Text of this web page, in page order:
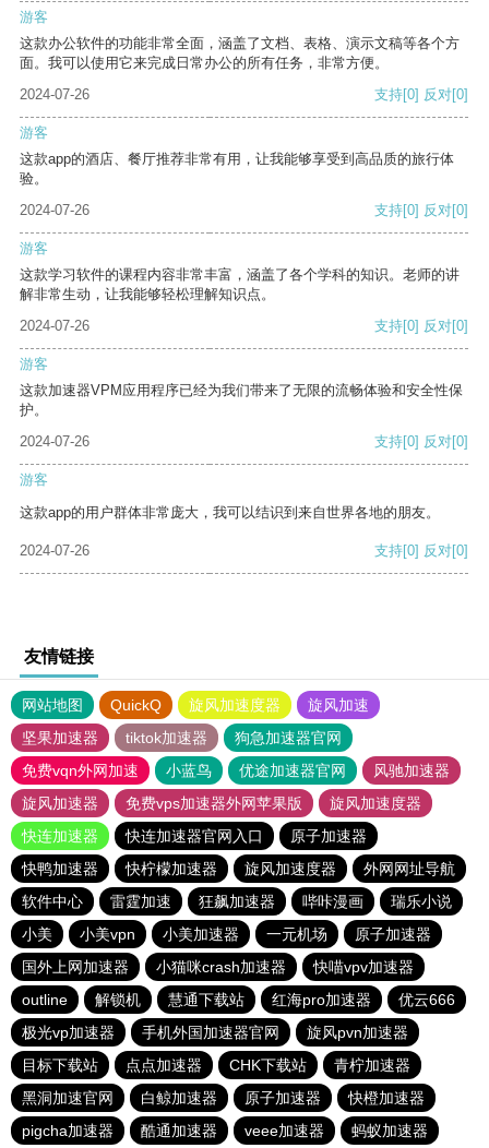
游客
这款办公软件的功能非常全面，涵盖了文档、表格、演示文稿等各个方
面。我可以使用它来完成日常办公的所有任务，非常方便。
2024-07-26
支持[0] 反对[0]
游客
这款app的酒店、餐厅推荐非常有用，让我能够享受到高品质的旅行体
验。
2024-07-26
支持[0] 反对[0]
游客
这款学习软件的课程内容非常丰富，涵盖了各个学科的知识。老师的讲
解非常生动，让我能够轻松理解知识点。
2024-07-26
支持[0] 反对[0]
游客
这款加速器VPM应用程序已经为我们带来了无限的流畅体验和安全性保
护。
2024-07-26
支持[0] 反对[0]
游客
这款app的用户群体非常庞大，我可以结识到来自世界各地的朋友。
2024-07-26 支持[0] 反对[0]
友情链接
网站地图 QuickQ 旋风加速度器
旋风加速
坚果加速器
tiktok加速器
狗急加速器官网
免费vqn外网加速
小蓝鸟 优途加速器官网
风驰加速器
旋风加速器
免费vps加速器外网苹果版
旋风加速度器
快连加速器
快连加速器官网入口
原子加速器
快鸭加速器
快柠檬加速器 旋风加速度器
外网网址导航
软件中心
雷霆加速 狂飙加速器 哔咔漫画
瑞乐小说
小美
小美vpn 小美加速器 一元机场
原子加速器
国外上网加速器
小猫咪crash加速器
快喵vpv加速器
outline
解锁机 慧通下载站 红海pro加速器
优云666
极光vp加速器
手机外国加速器官网
旋风pvn加速器
目标下载站
点点加速器 CHK下载站
青柠加速器
黑洞加速官网
白鲸加速器 原子加速器
快橙加速器
pigcha加速器
酷通加速器 veee加速器 蚂蚁加速器